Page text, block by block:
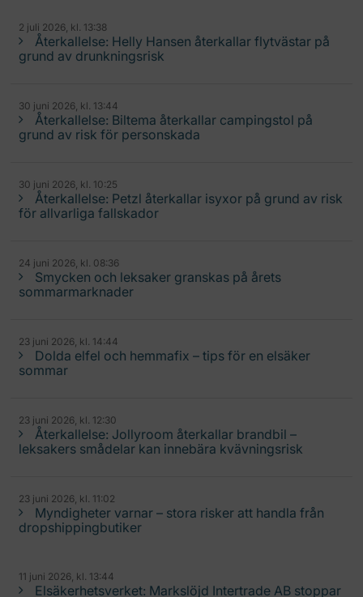
2 juli 2026, kl. 13:38
Återkallelse: Helly Hansen återkallar flytvästar på
grund av drunkningsrisk
30 juni 2026, kl. 13:44
Återkallelse: Biltema återkallar campingstol på
grund av risk för personskada
30 juni 2026, kl. 10:25
Återkallelse: Petzl återkallar isyxor på grund av risk
för allvarliga fallskador
24 juni 2026, kl. 08:36
Smycken och leksaker granskas på årets
sommarmarknader
23 juni 2026, kl. 14:44
Dolda elfel och hemmafix – tips för en elsäker
sommar
23 juni 2026, kl. 12:30
Återkallelse: Jollyroom återkallar brandbil –
leksakers smådelar kan innebära kvävningsrisk
23 juni 2026, kl. 11:02
Myndigheter varnar – stora risker att handla från
dropshippingbutiker
11 juni 2026, kl. 13:44
Elsäkerhetsverket: Markslöjd Intertrade AB stoppar